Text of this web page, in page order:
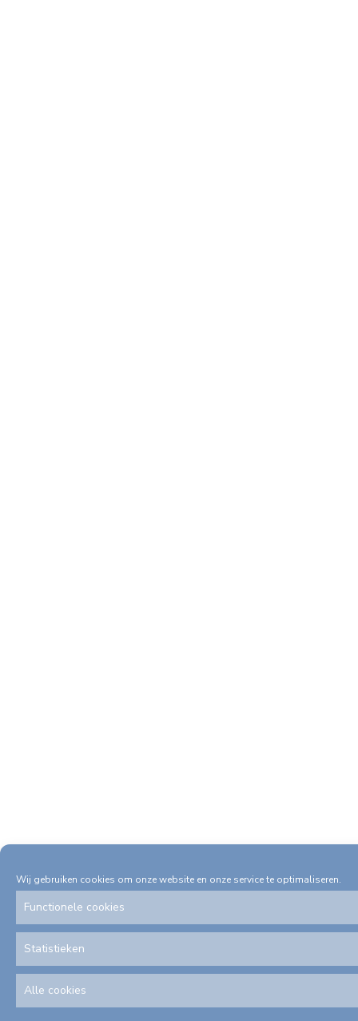
Wij gebruiken cookies om onze website en onze service te optimaliseren.
Functionele cookies
Statistieken
Alle cookies